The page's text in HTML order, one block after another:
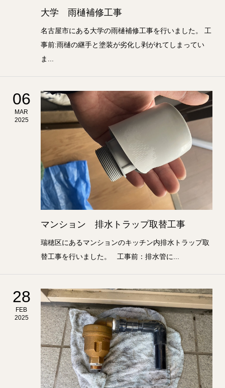
大学 雨樋補修工事
名古屋市にある大学の雨樋補修工事を行いました。 工
事前:雨樋の継手と塗装が劣化し剥がれてしまってい
ま...
06
MAR
2025
マンション 排水トラップ取替工事
瑞穂区にあるマンションのキッチン内排水トラップ取
替工事を行いました。 工事前：排水管に...
28
FEB
2025